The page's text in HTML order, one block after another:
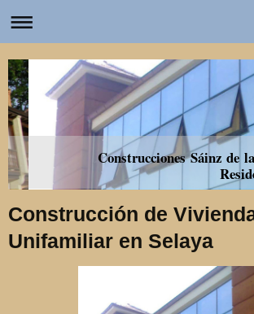
Construcciones Sáinz de
Construcción de
Unifamiliar en Selaya